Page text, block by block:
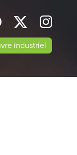
industriel